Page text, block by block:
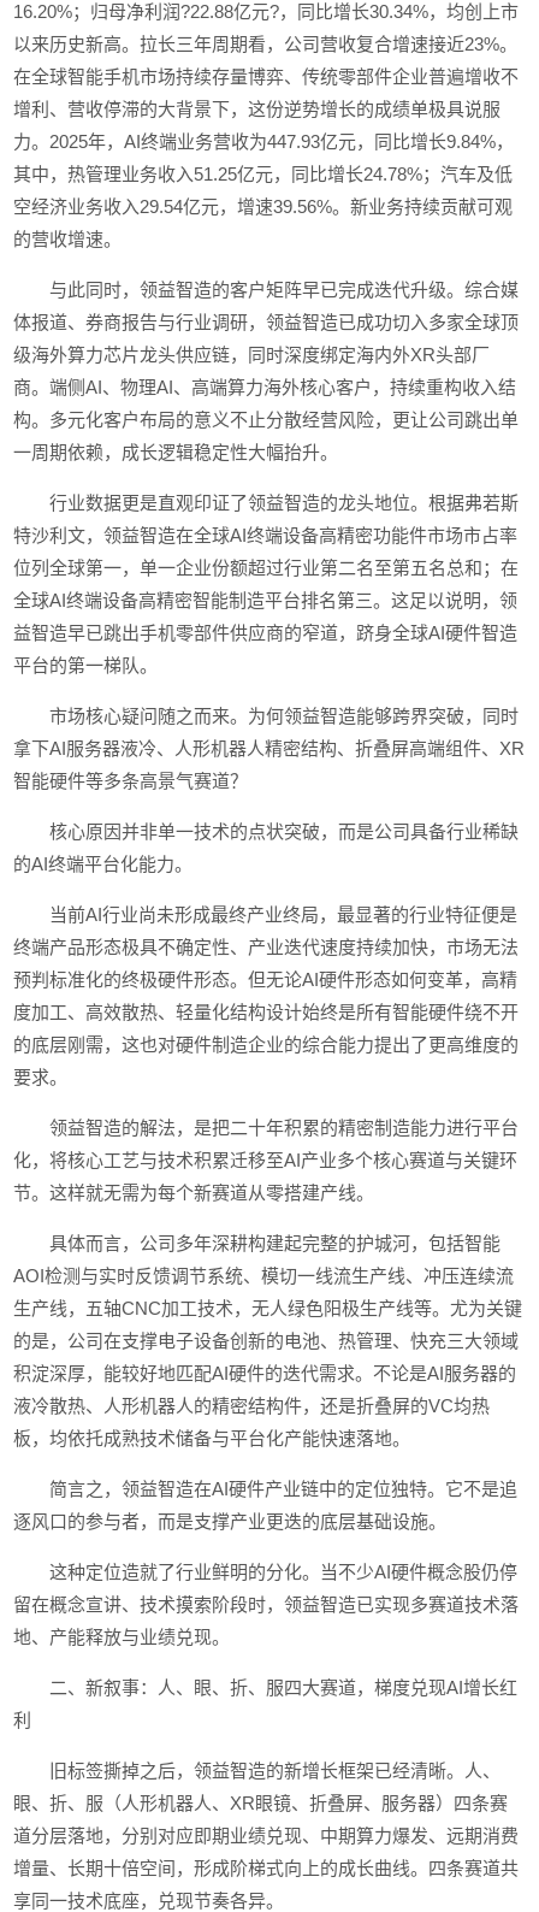
16.20%；归母净利润?22.88亿元?，同比增长30.34%，均创上市
以来历史新高。拉长三年周期看，公司营收复合增速接近23%。
在全球智能手机市场持续存量博弈、传统零部件企业普遍增收不
增利、营收停滞的大背景下，这份逆势增长的成绩单极具说服
力。2025年，AI终端业务营收为447.93亿元，同比增长9.84%，
其中，热管理业务收入51.25亿元，同比增长24.78%；汽车及低
空经济业务收入29.54亿元，增速39.56%。新业务持续贡献可观
的营收增速。
与此同时，领益智造的客户矩阵早已完成迭代升级。综合媒
体报道、券商报告与行业调研，领益智造已成功切入多家全球顶
级海外算力芯片龙头供应链，同时深度绑定海内外XR头部厂
商。端侧AI、物理AI、高端算力海外核心客户，持续重构收入结
构。多元化客户布局的意义不止分散经营风险，更让公司跳出单
一周期依赖，成长逻辑稳定性大幅抬升。
行业数据更是直观印证了领益智造的龙头地位。根据弗若斯
特沙利文，领益智造在全球AI终端设备高精密功能件市场市占率
位列全球第一，单一企业份额超过行业第二名至第五名总和；在
全球AI终端设备高精密智能制造平台排名第三。这足以说明，领
益智造早已跳出手机零部件供应商的窄道，跻身全球AI硬件智造
平台的第一梯队。
市场核心疑问随之而来。为何领益智造能够跨界突破，同时
拿下AI服务器液冷、人形机器人精密结构、折叠屏高端组件、XR
智能硬件等多条高景气赛道？
核心原因并非单一技术的点状突破，而是公司具备行业稀缺
的AI终端平台化能力。
当前AI行业尚未形成最终产业终局，最显著的行业特征便是
终端产品形态极具不确定性、产业迭代速度持续加快，市场无法
预判标准化的终极硬件形态。但无论AI硬件形态如何变革，高精
度加工、高效散热、轻量化结构设计始终是所有智能硬件绕不开
的底层刚需，这也对硬件制造企业的综合能力提出了更高维度的
要求。
领益智造的解法，是把二十年积累的精密制造能力进行平台
化，将核心工艺与技术积累迁移至AI产业多个核心赛道与关键环
节。这样就无需为每个新赛道从零搭建产线。
具体而言，公司多年深耕构建起完整的护城河，包括智能
AOI检测与实时反馈调节系统、模切一线流生产线、冲压连续流
生产线，五轴CNC加工技术，无人绿色阳极生产线等。尤为关键
的是，公司在支撑电子设备创新的电池、热管理、快充三大领域
积淀深厚，能较好地匹配AI硬件的迭代需求。不论是AI服务器的
液冷散热、人形机器人的精密结构件，还是折叠屏的VC均热
板，均依托成熟技术储备与平台化产能快速落地。
简言之，领益智造在AI硬件产业链中的定位独特。它不是追
逐风口的参与者，而是支撑产业更迭的底层基础设施。
这种定位造就了行业鲜明的分化。当不少AI硬件概念股仍停
留在概念宣讲、技术摸索阶段时，领益智造已实现多赛道技术落
地、产能释放与业绩兑现。
二、新叙事：人、眼、折、服四大赛道，梯度兑现AI增长红
利
旧标签撕掉之后，领益智造的新增长框架已经清晰。人、
眼、折、服（人形机器人、XR眼镜、折叠屏、服务器）四条赛
道分层落地，分别对应即期业绩兑现、中期算力爆发、远期消费
增量、长期十倍空间，形成阶梯式向上的成长曲线。四条赛道共
享同一技术底座，兑现节奏各异。